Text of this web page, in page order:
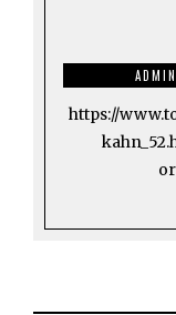
ADMIN
https://